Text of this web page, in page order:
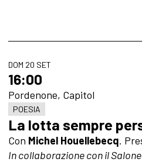
DOM 20 SET
16:00
Pordenone, Capitol
POESIA
La lotta sempre
Con Michel Houellebecq.
In collaborazione con il